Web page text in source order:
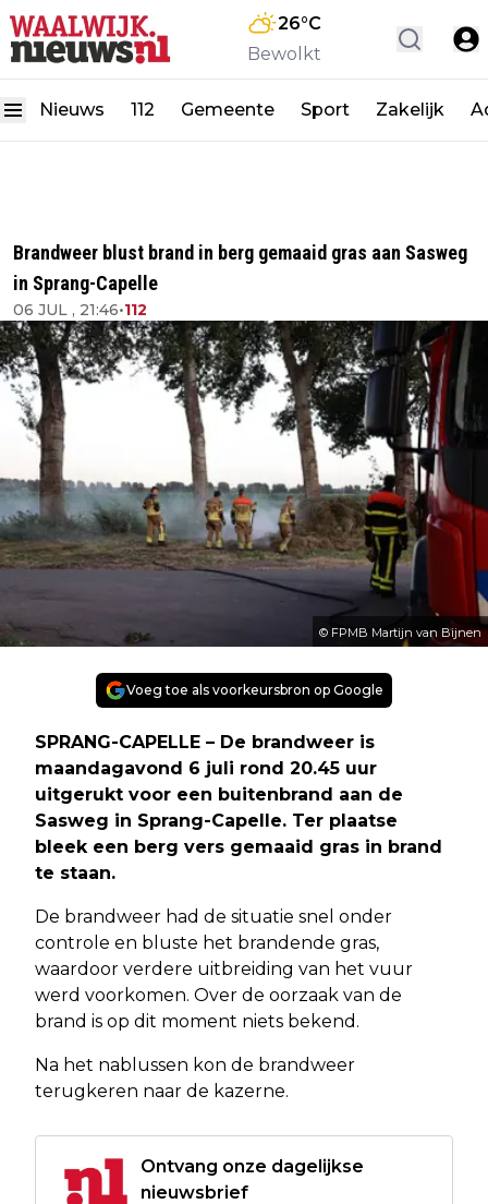
26°C
Bewolkt
Nieuws 112 Gemeente Sport Zakelijk
Brandweer blust brand in berg gemaaid gras aan Sasweg
in Sprang-Capelle
06 JUL , 21:46•112
© FPMB Martijn van Bijnen
Voeg toe als voorkeursbron op Google
SPRANG-CAPELLE – De brandweer is
maandagavond 6 juli rond 20.45 uur
uitgerukt voor een buitenbrand aan de
Sasweg in Sprang-Capelle. Ter plaatse
bleek een berg vers gemaaid gras in brand
te staan.
De brandweer had de situatie snel onder
controle en bluste het brandende gras,
waardoor verdere uitbreiding van het vuur
werd voorkomen. Over de oorzaak van de
brand is op dit moment niets bekend.
Na het nablussen kon de brandweer
terugkeren naar de kazerne.
Ontvang onze dagelijkse
nieuwsbrief